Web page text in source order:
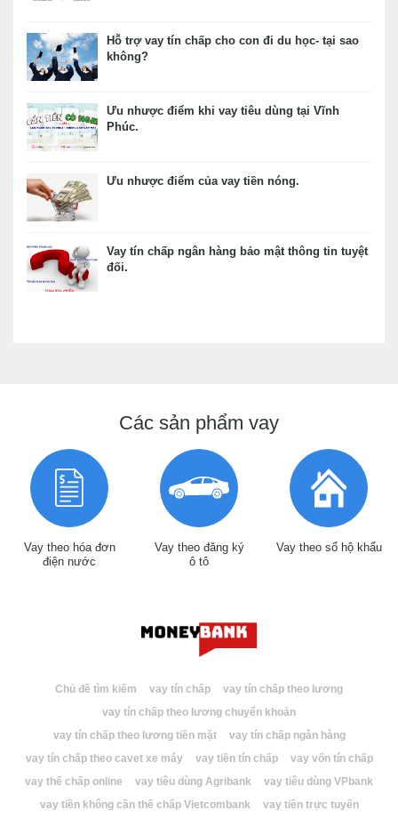
Hỗ trợ vay tín chấp cho con đi du học- tại sao
không?
Ưu nhược điểm khi vay tiêu dùng tại Vĩnh
Phúc.
Ưu nhược điểm của vay tiền nóng.
Vay tín chấp ngân hàng bảo mật thông tin tuyệt
đối.
Các sản phẩm vay
Vay theo hóa đơn
điện nước
Vay theo đăng ký
ô tô
Vay theo sổ hộ khẩu
Chủ đề tìm kiếm vay tín chấp
vay tín chấp theo lương
vay tín chấp theo lương chuyển khoản
vay tín chấp theo lương tiền mặt
vay tín chấp ngân hàng
vay tín chấp theo cavet xe máy
vay tiền tín chấp
vay vốn tín chấp
vay thế chấp online
vay tiêu dùng Agribank
vay tiêu dùng VPbank
vay tiền không cần thế chấp Vietcombank
vay tiền trực tuyến